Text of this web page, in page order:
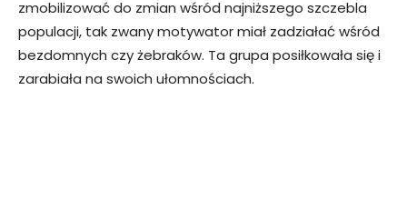
zmobilizować do zmian wśród najniższego szczebla
populacji, tak zwany motywator miał zadziałać wśród
bezdomnych czy żebraków. Ta grupa posiłkowała się i
zarabiała na swoich ułomnościach.